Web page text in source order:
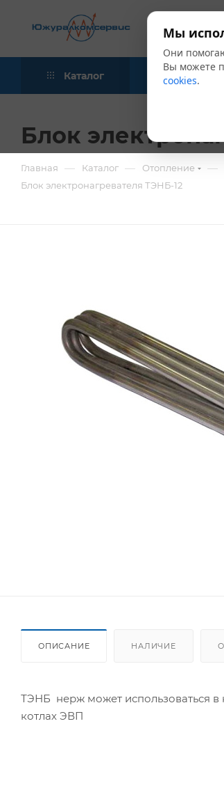
Каталог Акции
Блок
Главная — Каталог — Отопление —
Блок электронагревателя ТЭНБ-12
ОПИСАНИЕ НАЛИЧИЕ
ТЭНБ нерж может использоваться в
котлах ЭВП
Мы
Они
Вы можете
cookies.